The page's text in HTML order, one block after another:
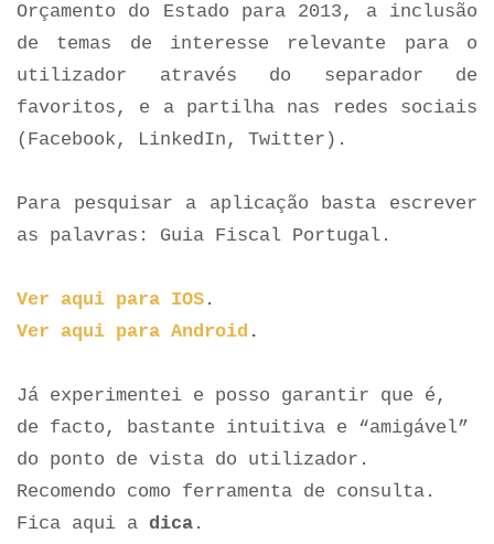
Orçamento do Estado para 2013, a inclusão
de temas de interesse relevante para o
utilizador através do separador de
favoritos, e a partilha nas redes sociais
(Facebook, LinkedIn, Twitter).
Para pesquisar a aplicação basta escrever
as palavras: Guia Fiscal Portugal.
Ver aqui para IOS .
Ver aqui para Android .
Já experimentei e posso garantir que é,
de facto, bastante intuitiva e “amigável”
do ponto de vista do utilizador.
Recomendo como ferramenta de consulta.
Fica aqui a dica .